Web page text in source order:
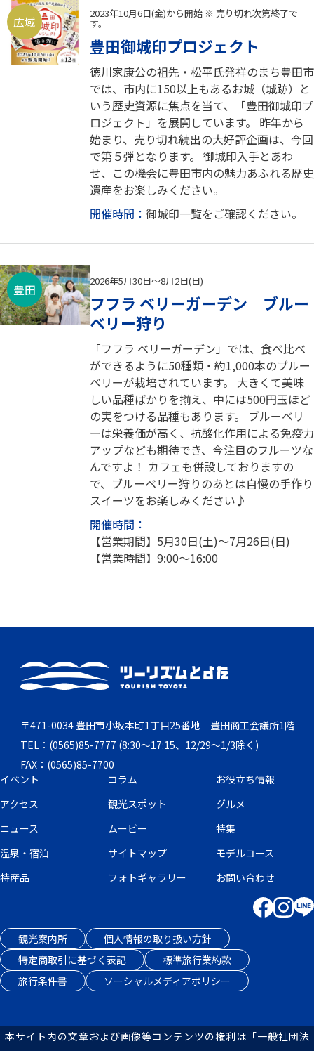
広域
2023年10月6日(金)から開始 ※ 売り切れ次第終了で
す。
豊田御城印プロジェクト
徳川家康公の祖先・松平氏発祥のまち豊田市
では、市内に150以上もあるお城（城跡）と
いう歴史資源に焦点を当て、「豊田御城印プ
ロジェクト」を展開しています。 昨年から
始まり、売り切れ続出の大好評企画は、今回
で第５弾となります。 御城印入手とあわ
せ、この機会に豊田市内の魅力あふれる歴史
遺産をお楽しみください。
開催時間： 御城印一覧をご確認ください。
豊田
2026年5月30日～8月2日(日)
フフラ ベリーガーデン ブルー
ベリー狩り
「フフラ ベリーガーデン」では、食べ比べ
ができるように50種類・約1,000本のブルー
ベリーが栽培されています。 大きくて美味
しい品種ばかりを揃え、中には500円玉ほど
の実をつける品種もあります。 ブルーベリ
ーは栄養価が高く、抗酸化作用による免疫力
アップなども期待でき、今注目のフルーツな
んですよ！ カフェも併設しておりますの
で、ブルーベリー狩りのあとは自慢の手作り
スイーツをお楽しみください♪
開催時間：
【営業期間】5月30日(土)～7月26日(日)
【営業時間】9:00～16:00
〒471-0034 豊田市小坂本町1丁目25番地 豊田商工会議所1階
TEL：(0565)85-7777 (8:30～17:15、12/29～1/3除く)
FAX：(0565)85-7700
イベント
コラム
お役立ち情報
アクセス
観光スポット
グルメ
ニュース
ムービー
特集
温泉・宿泊
サイトマップ
モデルコース
特産品
フォトギャラリー お問い合わせ
観光案内所
個人情報の取り扱い方針
特定商取引に基づく表記
標準旅行業約款
旅行条件書
ソーシャルメディアポリシー
本サイト内の文章および画像等コンテンツの権利は「一般社団法